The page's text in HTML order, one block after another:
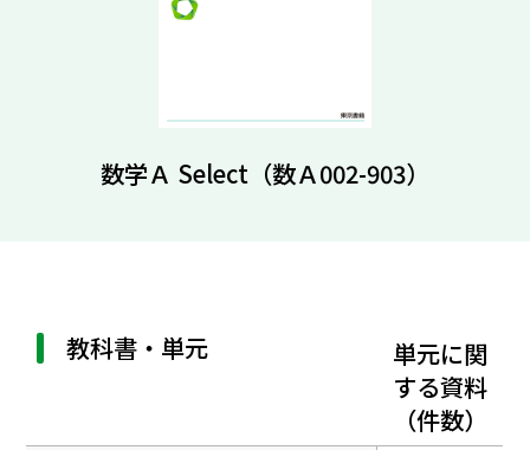
数学Ａ Select（数Ａ002-903）
教科書・単元
単元に関
する資料
（件数）